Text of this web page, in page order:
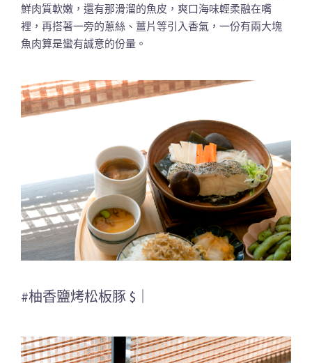
鮮肉質軟嫩，還有那滑溜的魚皮，爽口海味輕柔融在嘴
裡，再搭著一旁的蔥絲、薑片等引入香氣，一份有兩大塊
魚肉算是蠻有誠意的份量。
#柚香鹽烤松板豚 $｜